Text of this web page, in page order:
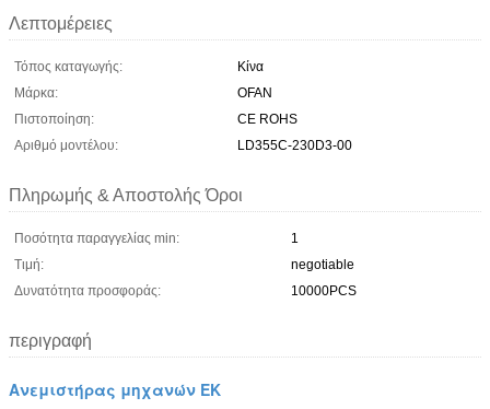
Λεπτομέρειες
Τόπος καταγωγής:
Κίνα
Μάρκα:
OFAN
Πιστοποίηση:
CE ROHS
Αριθμό μοντέλου:
LD355C-230D3-00
Πληρωμής & Αποστολής Όροι
Ποσότητα παραγγελίας min:
1
Τιμή:
negotiable
Δυνατότητα προσφοράς:
10000PCS
περιγραφή
Ανεμιστήρας μηχανών ΕΚ